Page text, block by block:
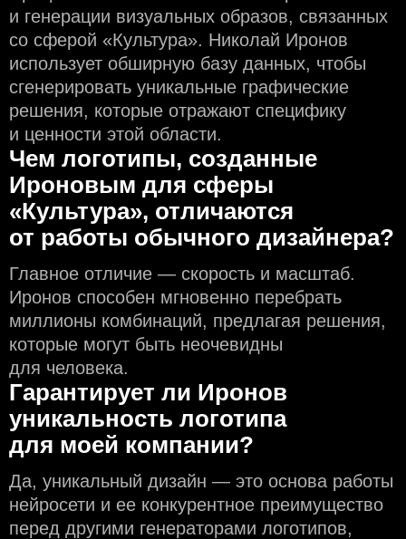
и генерации визуальных образов, связанных
со сферой «Культура». Николай Иронов
использует обширную базу данных, чтобы
сгенерировать уникальные графические
решения, которые отражают специфику
и ценности этой области.
Чем логотипы, созданные
Ироновым для сферы
«Культура», отличаются
от работы обычного дизайнера?
Главное отличие — скорость и масштаб.
Иронов способен мгновенно перебрать
миллионы комбинаций, предлагая решения,
которые могут быть неочевидны
для человека.
Гарантирует ли Иронов
уникальность логотипа
для моей компании?
Да, уникальный дизайн — это основа работы
нейросети и еe конкурентное преимущество
перед другими генераторами логотипов,